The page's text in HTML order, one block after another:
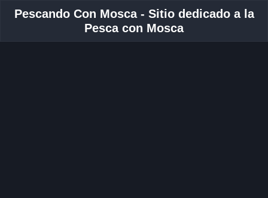
Pescando Con Mosca - Sitio dedicado a la
Pesca con Mosca